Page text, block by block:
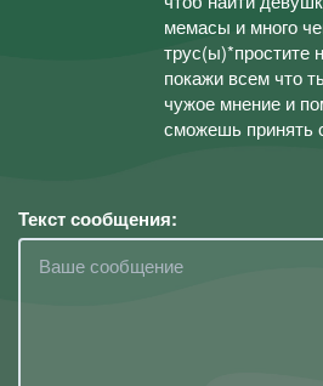
мемасы и много
трус(ы)*простите
покажи всем что
чужое мнение и
сможешь принять
Текст сообщения: